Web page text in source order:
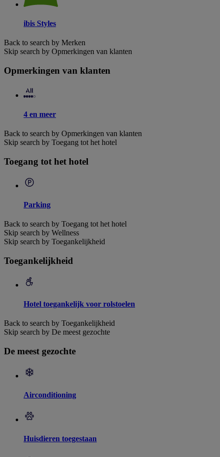
ibis Styles
Back to search by Merken
Skip search by Opmerkingen van klanten
Opmerkingen van klanten
4 en meer
Back to search by Opmerkingen van klanten
Skip search by Toegang tot het hotel
Toegang tot het hotel
Parking
Back to search by Toegang tot het hotel
Skip search by Wellness
Skip search by Toegankelijkheid
Toegankelijkheid
Hotel toegankelijk voor rolstoelen
Back to search by Toegankelijkheid
Skip search by De meest gezochte
De meest gezochte
Airconditioning
Huisdieren toegestaan